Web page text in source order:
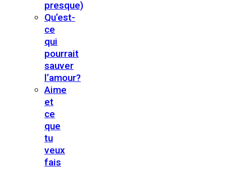
presque)
Qu’est-
ce
qui
pourrait
sauver
l’amour?
Aime
et
ce
que
tu
veux
fais